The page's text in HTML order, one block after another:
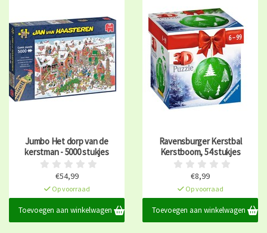
Jumbo Het dorp van de
kerstman - 5000 stukjes
€54,99
Op voorraad
Toevoegen aan winkelwagen
Ravensburger Kerstbal
Kerstboom, 54 stukjes
€8,99
Op voorraad
Toevoegen aan winkelwagen